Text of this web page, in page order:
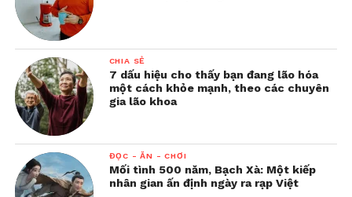
CHIA SẺ
7 dấu hiệu cho thấy bạn đang lão hóa
một cách khỏe mạnh, theo các chuyên
gia lão khoa
ĐỌC - ĂN - CHƠI
Mối tình 500 năm, Bạch Xà: Một kiếp
nhân gian ấn định ngày ra rạp Việt